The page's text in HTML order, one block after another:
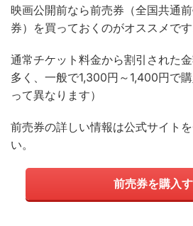
映画公開前なら前売券（全国共通
券）を買っておくのがオススメです
通常チケット料金から割引された
多く、一般で1,300円～1,400円で
って異なります）
前売券の詳しい情報は公式サイト
い。
前売券を購入